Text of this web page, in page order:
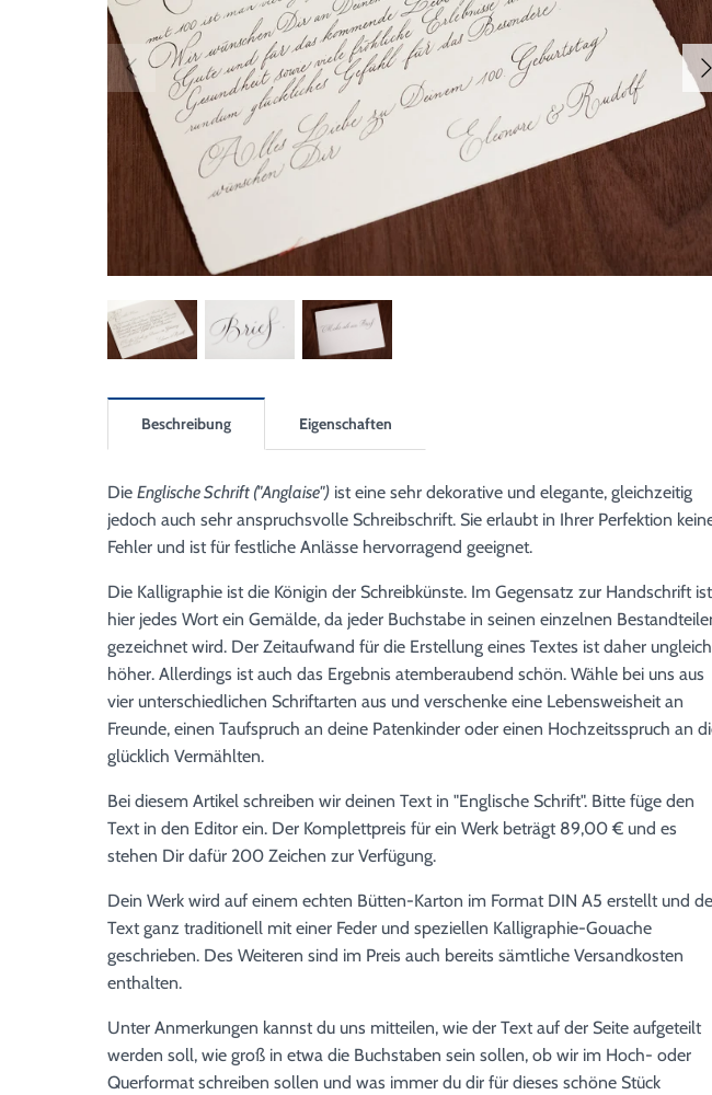
Beschreibung Eigenschaften
DieEnglische Schrift ("Anglaise") ist eine sehr dekorative und elegante, gleichzeitig
jedoch auch sehr anspruchsvolle Schreibschrift. Sie erlaubt in Ihrer Perfektion
Fehler und ist für festliche Anlässe hervorragend geeignet.
Die Kalligraphie ist die Königin der Schreibkünste. Im Gegensatz zur Handschrift ist
hier jedes Wort ein Gemälde, da jeder Buchstabe in seinen einzelnen
gezeichnet wird. Der Zeitaufwand für die Erstellung eines Textes ist daher ungleich
höher. Allerdings ist auch das Ergebnis atemberaubend schön. Wähle bei uns aus
vier unterschiedlichen Schriftarten aus und verschenke eine Lebensweisheit an
Freunde, einen Taufspruch an deine Patenkinder oder einen Hochzeitsspruch an
glücklich Vermählten.
Bei diesem Artikel schreiben wir deinen Text in "Englische Schrift". Bitte füge den
Text in den Editor ein. Der Komplettpreis für ein Werk beträgt 89,00 € und es
stehen Dir dafür 200 Zeichen zur Verfügung.
Dein Werk wird auf einem echten Bütten-Karton im Format DIN A5 erstellt und
Text ganz traditionell mit einer Feder und speziellen Kalligraphie-Gouache
geschrieben. Des Weiteren sind im Preis auch bereits sämtliche Versandkosten
enthalten.
Unter Anmerkungen kannst du uns mitteilen, wie der Text auf der Seite aufgeteilt
werden soll, wie groß in etwa die Buchstaben sein sollen, ob wir im Hoch- oder
Querformat schreiben sollen und was immer du dir für dieses schöne Stück